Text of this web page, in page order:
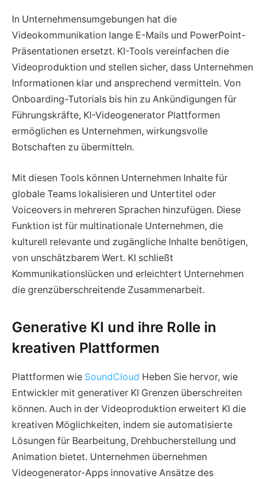
In Unternehmensumgebungen hat die
Videokommunikation lange E-Mails und PowerPoint-
Präsentationen ersetzt. KI-Tools vereinfachen die
Videoproduktion und stellen sicher, dass Unternehmen
Informationen klar und ansprechend vermitteln. Von
Onboarding-Tutorials bis hin zu Ankündigungen für
Führungskräfte, KI-Videogenerator Plattformen
ermöglichen es Unternehmen, wirkungsvolle
Botschaften zu übermitteln.
Mit diesen Tools können Unternehmen Inhalte für
globale Teams lokalisieren und Untertitel oder
Voiceovers in mehreren Sprachen hinzufügen. Diese
Funktion ist für multinationale Unternehmen, die
kulturell relevante und zugängliche Inhalte benötigen,
von unschätzbarem Wert. KI schließt
Kommunikationslücken und erleichtert Unternehmen
die grenzüberschreitende Zusammenarbeit.
Generative KI und ihre Rolle in
kreativen Plattformen
Plattformen wie SoundCloud Heben Sie hervor, wie
Entwickler mit generativer KI Grenzen überschreiten
können. Auch in der Videoproduktion erweitert KI die
kreativen Möglichkeiten, indem sie automatisierte
Lösungen für Bearbeitung, Drehbucherstellung und
Animation bietet. Unternehmen übernehmen
Videogenerator-Apps innovative Ansätze des